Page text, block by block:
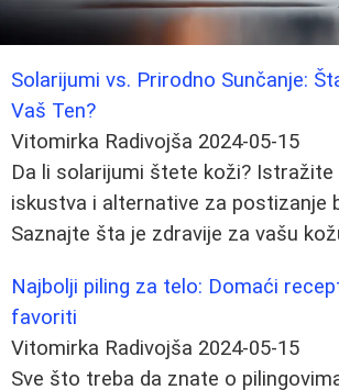
Solarijumi vs. Prirodno Sunčanje:
Vaš Ten?
Vitomirka Radivojša 2024-05-15
Da li solarijumi štete koži? Istražite
iskustva i alternative za postizanje
Saznajte šta je zdravije za vašu
Najbolji piling za telo: Domaći
favoriti
Vitomirka Radivojša 2024-05-15
Sve što treba da znate o